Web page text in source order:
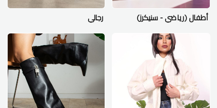
أطفال (رياضي - سنيكرز) رجالي